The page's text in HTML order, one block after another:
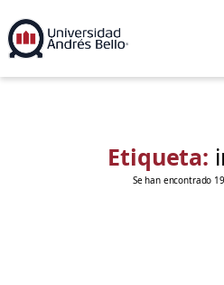
Etiqueta:
Se han encontrado